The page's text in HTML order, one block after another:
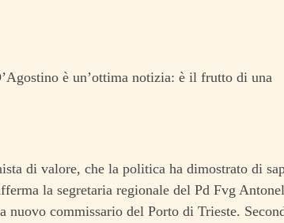
è un’ottima notizia: è il frutto di una
di valore, che la politica ha dimostrato di
la segretaria regionale del Pd Fvg
nuovo commissario del Porto di Trieste.